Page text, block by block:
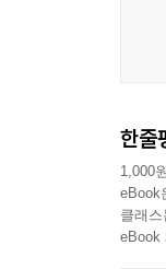
이런
‘아름
한줄
1,000
eBook
클래
eBook